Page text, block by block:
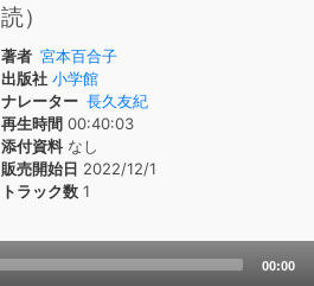
読）
著者 宮本百合子
出版社 小学館
ナレーター 長久友紀
再生時間 00:40:03
添付資料なし
販売開始日 2022/12/1
トラック数 1
00:00